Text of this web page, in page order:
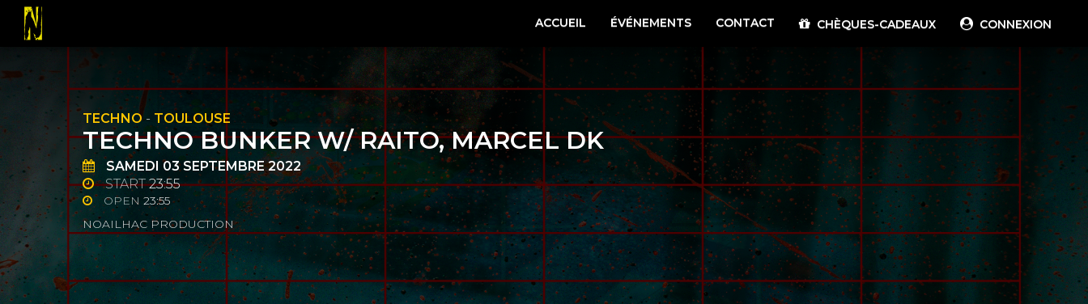
ACCUEIL ÉVÉNEMENTS CONTACT CHÈQUES-CADEAUX CONNEXION
TECHNO- TOULOUSE
TECHNO BUNKER W/ RAITO, MARCEL DK
SAMEDI 03 SEPTEMBRE 2022
START23:55
OPEN 23:55
NOAILHAC PRODUCTION